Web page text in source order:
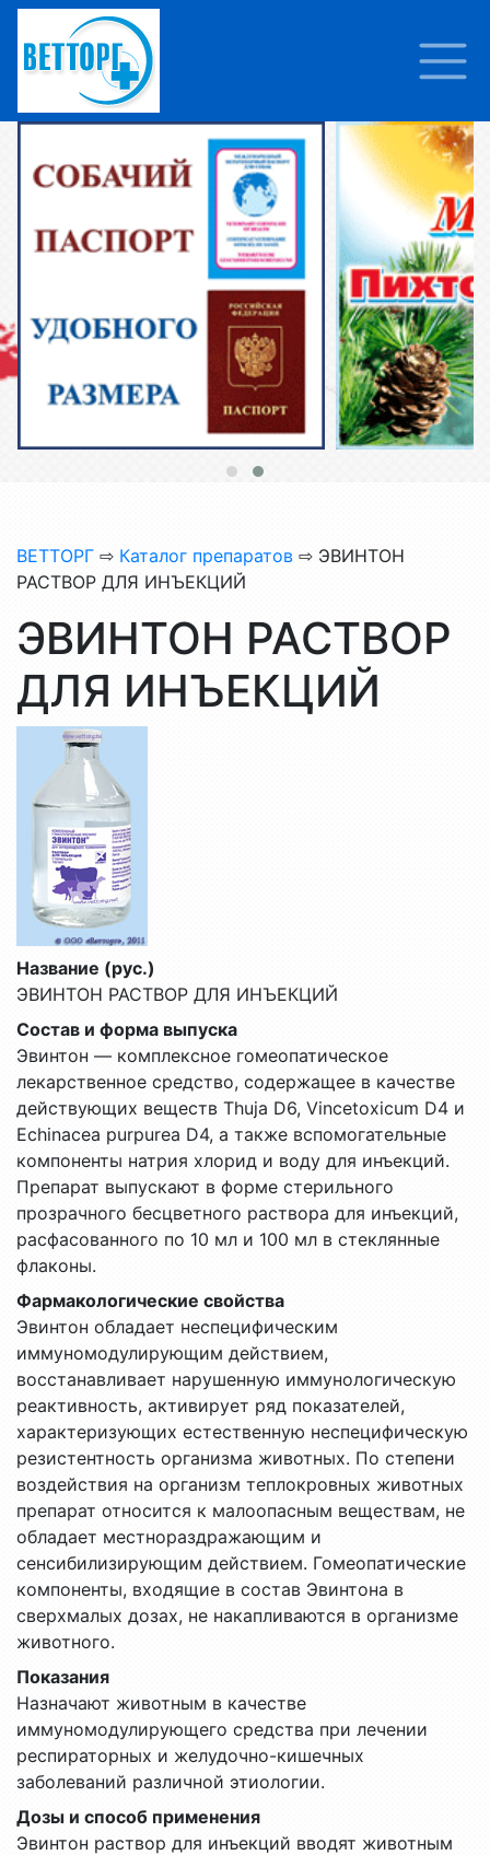
ВЕТТОРГ ⇨ Каталог препаратов ⇨ ЭВИНТОН
РАСТВОР ДЛЯ ИНЪЕКЦИЙ
ЭВИНТОН РАСТВОР
ДЛЯ ИНЪЕКЦИЙ
Название (рус.)
ЭВИНТОН РАСТВОР ДЛЯ ИНЪЕКЦИЙ
Состав и форма выпуска
Эвинтон — комплексное гомеопатическое
лекарственное средство, содержащее в качестве
действующих веществ Thuja D6, Vincetoxicum D4 и
Echinacea purpurea D4, а также вспомогательные
компоненты натрия хлорид и воду для инъекций.
Препарат выпускают в форме стерильного
прозрачного бесцветного раствора для инъекций,
расфасованного по 10 мл и 100 мл в стеклянные
флаконы.
Фармакологические свойства
Эвинтон обладает неспецифическим
иммуномодулирующим действием,
восстанавливает нарушенную иммунологическую
реактивность, активирует ряд показателей,
характеризующих естественную неспецифическую
резистентность организма животных. По степени
воздействия на организм теплокровных животных
препарат относится к малоопасным веществам, не
обладает местнораздражающим и
сенсибилизирующим действием. Гомеопатические
компоненты, входящие в состав Эвинтона в
сверхмалых дозах, не накапливаются в организме
животного.
Показания
Назначают животным в качестве
иммуномодулирующего средства при лечении
респираторных и желудочно-кишечных
заболеваний различной этиологии.
Дозы и способ применения
Эвинтон раствор для инъекций вводят животным